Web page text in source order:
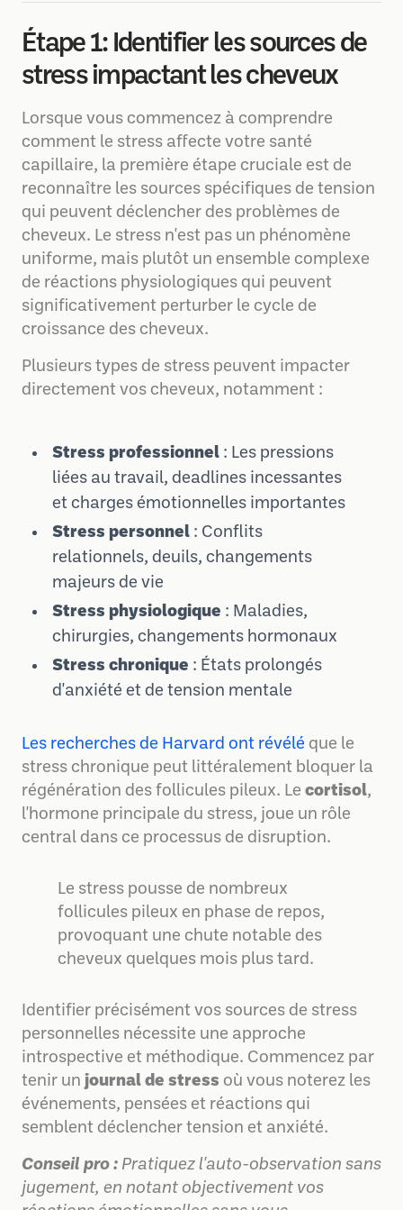
Étape 1: Identifier les sources de
stress impactant les cheveux
Lorsque vous commencez à comprendre
comment le stress affecte votre santé
capillaire, la première étape cruciale est de
reconnaître les sources spécifiques de tension
qui peuvent déclencher des problèmes de
cheveux. Le stress n'est pas un phénomène
uniforme, mais plutôt un ensemble complexe
de réactions physiologiques qui peuvent
significativement perturber le cycle de
croissance des cheveux.
Plusieurs types de stress peuvent impacter
directement vos cheveux, notamment :
Stress professionnel : Les pressions
liées au travail, deadlines incessantes
et charges émotionnelles importantes
Stress personnel : Conflits
relationnels, deuils, changements
majeurs de vie
Stress physiologique : Maladies,
chirurgies, changements hormonaux
Stress chronique : États prolongés
d'anxiété et de tension mentale
Les recherches de Harvard ont révélé que le
stress chronique peut littéralement bloquer la
régénération des follicules pileux. Le cortisol,
l'hormone principale du stress, joue un rôle
central dans ce processus de disruption.
Le stress pousse de nombreux
follicules pileux en phase de repos,
provoquant une chute notable des
cheveux quelques mois plus tard.
Identifier précisément vos sources de stress
personnelles nécessite une approche
introspective et méthodique. Commencez par
tenir un journal de stress où vous noterez les
événements, pensées et réactions qui
semblent déclencher tension et anxiété.
Conseil pro : Pratiquez l'auto-observation sans
jugement, en notant objectivement vos